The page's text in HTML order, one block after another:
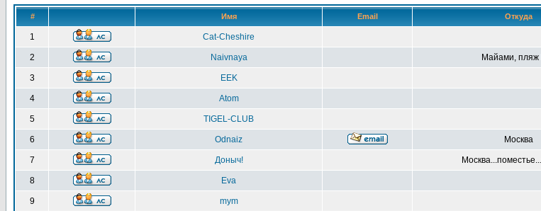
# Имя Email Откуда
1 Cat-Cheshire
2 Naivnaya Майами,
3 EEK
4 Atom
5 TIGEL-CLUB
6 Odnaiz Москва
7 Доныч!
8 Eva
9 mym